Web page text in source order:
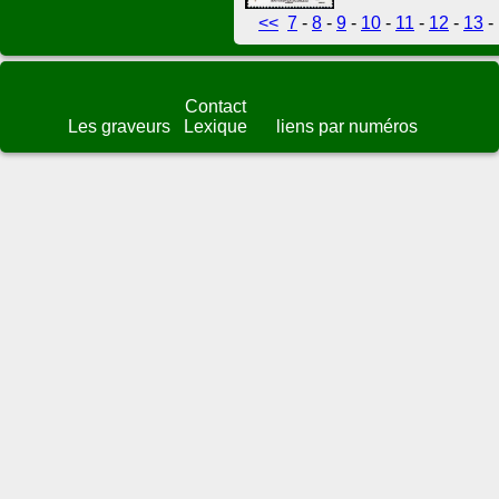
<< 7 - 8 - 9 - 10 - 11 - 12 - 13 -
Les graveurs
Contact
Lexique
liens par numéros